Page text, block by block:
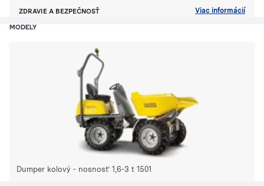
ZDRAVIE A BEZPEČNOSŤ Viac informácií
MODELY
Dumper kolový - nosnosť 1,6-3 t 1501